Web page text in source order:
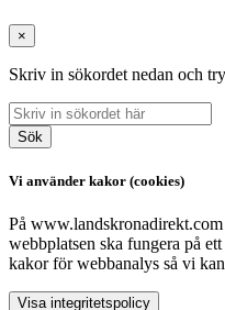
×
Skriv in sökordet nedan och
Sök
Vi använder kakor (cookies)
På
webbplatsen ska fungera på
kakor för webbanalys så vi
Visa integritetspolicy